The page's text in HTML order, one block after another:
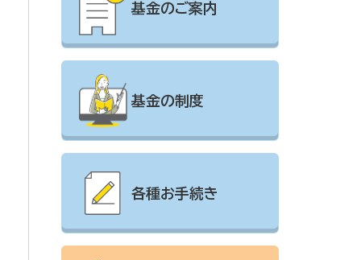
基金のご案内
基金の制度
各種お手続き